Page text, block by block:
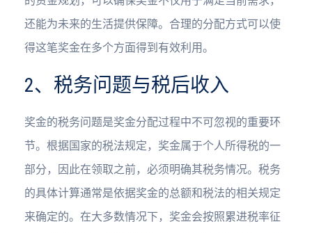
还能为未来的生活提供保障。合理的分配方式可以使
得这笔奖金在多个方面得到有效利用。
2、税务问题与税后收入
奖金的税务问题是奖金分配过程中不可忽视的重要环
节。根据国家的税法规定，奖金属于个人所得税的一
部分，因此在领取之前，必须明确其税务情况。税务
的具体计算通常是依据奖金的总额和税法的相关规定
来确定的。在大多数情况下，奖金会按照累进税率征